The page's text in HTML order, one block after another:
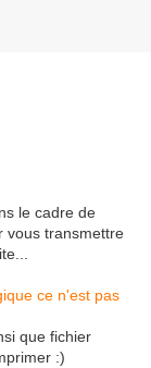
le cadre de
vous transmettre
ce n'est pas
que fichier
:)